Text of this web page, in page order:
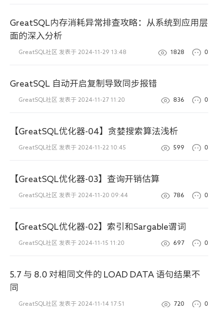
GreatSQL内存消耗异常排查攻略：从系统到应用层
面的深入分析
GreatSQL社区 发表于 2024-11-29 13:48 1828 0
GreatSQL 自动开启复制导致同步报错
GreatSQL社区 发表于 2024-11-27 11:20 836 0
【GreatSQL优化器-04】贪婪搜索算法浅析
GreatSQL社区 发表于 2024-11-22 10:45 599 0
【GreatSQL优化器-03】查询开销估算
GreatSQL社区 发表于 2024-11-20 09:44 786 0
【GreatSQL优化器-02】索引和Sargable谓词
GreatSQL社区 发表于 2024-11-15 11:20 697 0
5.7 与 8.0 对相同文件的 LOAD DATA 语句结果不
同
GreatSQL社区 发表于 2024-11-14 17:51 720 0